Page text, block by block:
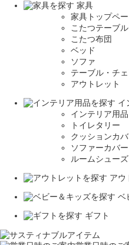
家具
家具トップペ
こたつテーブル
こたつ布団
ベッド
ソファ
テーブル・チ
アウトレット
イ
インテリア用
トイレタリー
クッションカ
ソファーカバー
ルームシューズ
アウ
ベ
ギフト